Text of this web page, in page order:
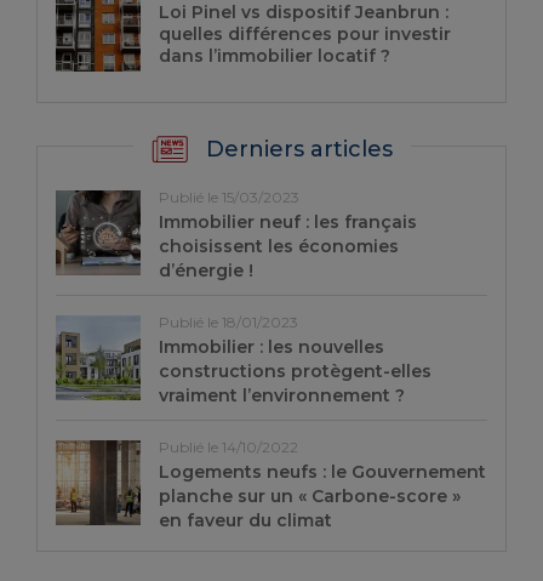
Loi Pinel vs dispositif Jeanbrun :
quelles différences pour investir
dans l’immobilier locatif ?
Derniers articles
Publié le 15/03/2023
Immobilier neuf : les français
choisissent les économies
d’énergie !
Publié le 18/01/2023
Immobilier : les nouvelles
constructions protègent-elles
vraiment l’environnement ?
Publié le 14/10/2022
Logements neufs : le Gouvernement
planche sur un « Carbone-score »
en faveur du climat